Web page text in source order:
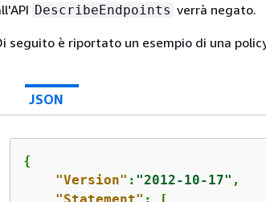
DescribeEndpoints verrà negato.
seguito è riportato un esempio di una
JSON
{
"Version" : "2012-10-17" ,
"Statement" : [